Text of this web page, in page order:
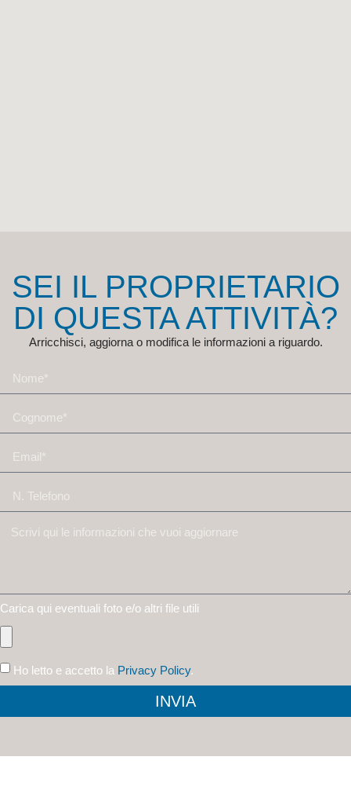
SEI IL PROPRIETARIO
DI QUESTA ATTIVITÀ?
Arricchisci, aggiorna o modifica le informazioni a riguardo.
Carica qui eventuali foto e/o altri file utili
Ho letto e accetto la Privacy Policy.
INVIA